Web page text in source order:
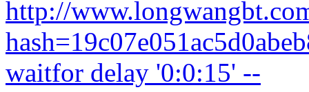
http://
waitfor delay '0:0:15' --